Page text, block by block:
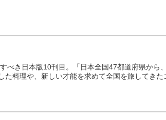
べき日本版10刊目。「日本全国47都道府県から
料理や、新しい才能を求めて全国を旅してき